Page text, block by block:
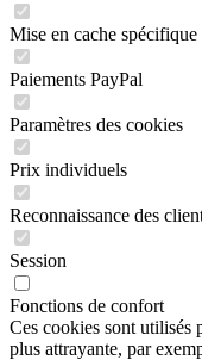
Mise en cache
Paiements PayPal
Paramètres des cookies
Prix individuels
Reconnaissance des
Session
Fonctions de confort
Ces cookies sont utilisés
plus attrayante, par